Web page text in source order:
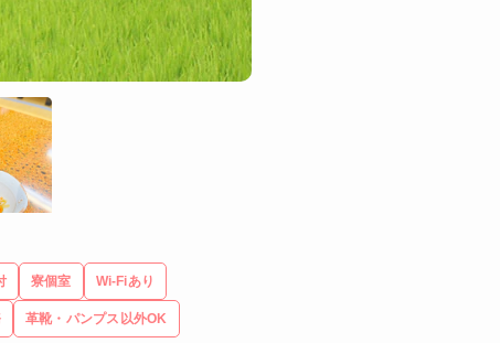
寮個室 Wi-Fiあり
革靴・パンプス以外OK